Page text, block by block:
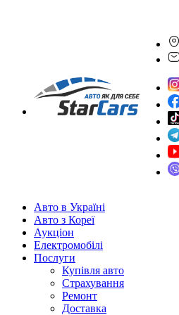
Авто в Україні
Авто з Кореї
Аукціон
Електромобілі
Послуги
Купівля авто
Страхування
Ремонт
Доставка